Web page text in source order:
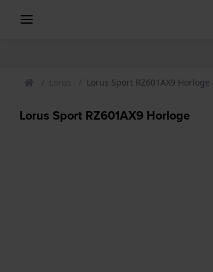
Lorus Lorus Sport RZ601AX9 Horloge
Lorus Sport RZ601AX9 Horloge